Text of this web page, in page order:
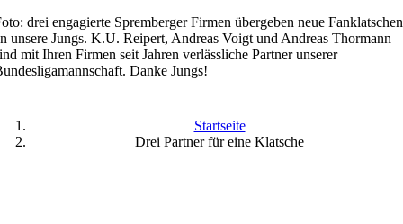
drei engagierte Spremberger Firmen übergeben neue Fanklatschen
unsere Jungs. K.U. Reipert, Andreas Voigt und Andreas Thormann
mit Ihren Firmen seit Jahren verlässliche Partner unserer
Danke Jungs!
Startseite
Drei Partner für eine Klatsche